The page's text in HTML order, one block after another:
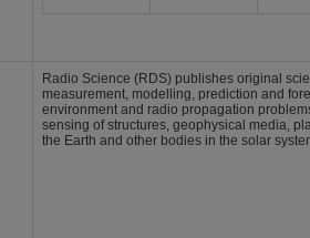
Radio Science (RDS) publishes original
measurement, modelling, prediction and
environment and radio propagation
sensing of structures, geophysical media,
the Earth and other bodies in the solar